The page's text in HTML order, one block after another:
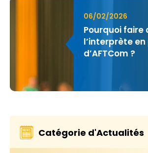
06/02/2026
Pourquoi faire
l’interprète
d’AFTCom ?
Catégorie d'Actualités